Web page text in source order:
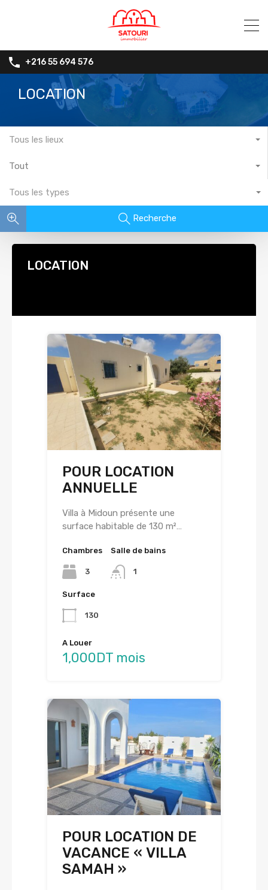
+216 55 694 576
LOCATION
Tous les lieux
Tout
Tous les types
Recherche
LOCATION
POUR LOCATION
ANNUELLE
Villa à Midoun présente une
surface habitable de 130 m²…
Chambres
3
Salle de bains
1
Surface
130
A Louer
1,000DT mois
POUR LOCATION DE
VACANCE « VILLA
SAMAH »